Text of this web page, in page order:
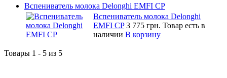
Вспениватель молока Delonghi EMFI CP
Вспениватель молока Delonghi
EMFI CP 3 775 грн. Товар есть в
наличии В корзину
Товары 1 - 5 из 5